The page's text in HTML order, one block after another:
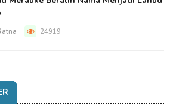
24919